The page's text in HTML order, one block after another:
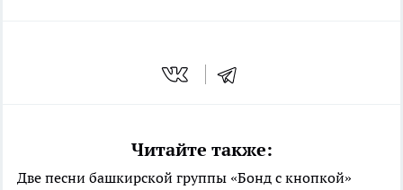
Читайте также:
Две песни башкирской группы «Бонд с кнопкой»